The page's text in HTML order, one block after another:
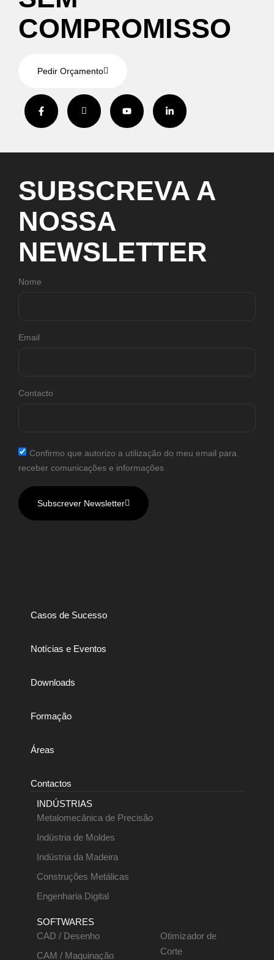
COMPROMISSO
Pedir Orçamento
SUBSCREVA A
NOSSA
NEWSLETTER
Nome
Email
Contacto
Confirmo que autorizo a utilização do meu email para
receber comunicações e informações
Subscrever Newsletter
Casos de Sucesso
Notícias e Eventos
Downloads
Formação
Áreas
Contactos
INDÚSTRIAS
Metalomecânica de Precisão
Indústria de Moldes
Indústria da Madeira
Construções Metálicas
Engenharia Digital
SOFTWARES
CAD / Desenho
CAM / Maquinação
Otimizador de
Corte